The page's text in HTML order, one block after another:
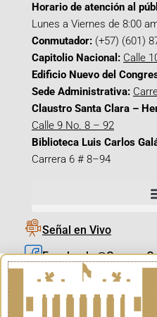
Horario de atención al
Lunes a Viernes de 8:00
Conmutador: (+57) (601)
Capitolio Nacional: Calle
Edificio Nuevo del
Sede Administrativa:
Claustro Santa Clara –
Calle 9 No. 8 – 92
Biblioteca Luis Carlos
Carrera 6 # 8–94
Señal en Vivo
X_@CamaraColombia